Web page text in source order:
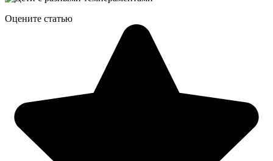
Оцените статью